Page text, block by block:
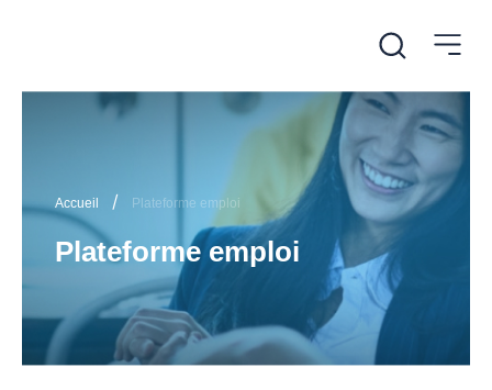
Accueil / Plateforme emploi
Plateforme emploi